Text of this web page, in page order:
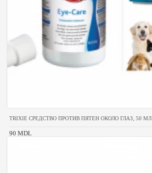
TRIXIE СРЕДСТВО ПРОТИВ ПЯТЕН ОКОЛО ГЛАЗ, 50 МЛ
90 MDL